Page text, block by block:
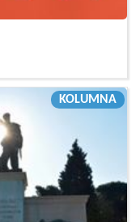
KOLUMNA